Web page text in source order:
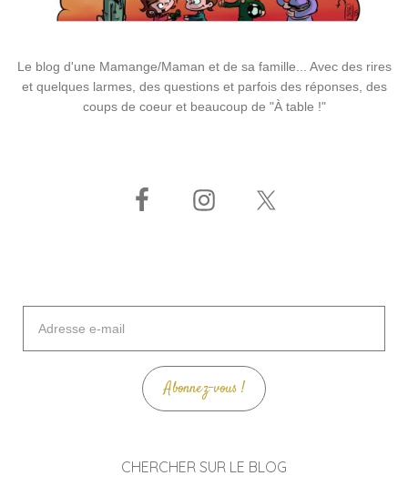
Le blog d'une Mamange/Maman et de sa famille... Avec des rires
et quelques larmes, des questions et parfois des réponses, des
coups de coeur et beaucoup de "À table !"
mail
Abonnez-vous !
CHERCHER SUR LE BLOG